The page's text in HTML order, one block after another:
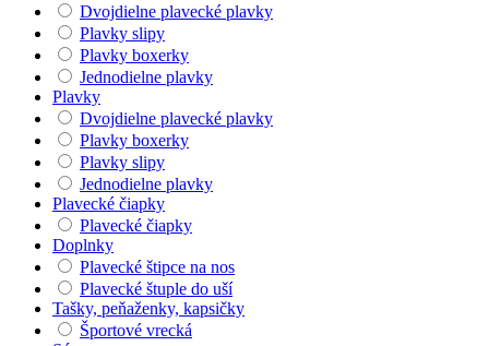
Dvojdielne plavecké plavky
Plavky slipy
Plavky boxerky
Jednodielne plavky
Plavky
Dvojdielne plavecké plavky
Plavky boxerky
Plavky slipy
Jednodielne plavky
Plavecké čiapky
Plavecké čiapky
Doplnky
Plavecké štipce na nos
Plavecké štuple do uší
Tašky, peňaženky, kapsičky
Športové vrecká